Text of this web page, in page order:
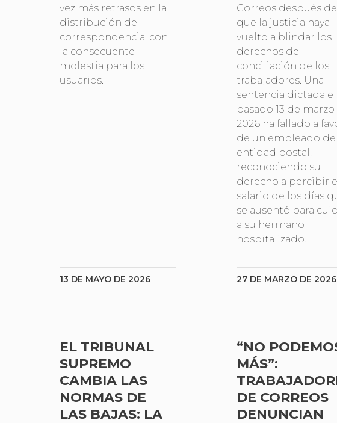
vez más retrasos en la
distribución de
correspondencia, con
la consecuente
molestia para los
usuarios.
13 DE MAYO DE 2026
Correos después de
que la justicia haya
vuelto a blindar los
derechos de
conciliación de los
trabajadores. Una
sentencia dictada el
pasado 13 de marzo
2026 ha fallado a
de un empleado de
entidad postal,
reconociendo su
derecho a percibir el
salario de los días
se ausentó para
a su hermano
hospitalizado.
27 DE MARZO DE 2026
EL TRIBUNAL
SUPREMO
CAMBIA LAS
NORMAS DE
LAS BAJAS: LA
“NO
MÁS”:
DE CORREOS
DENUNCIAN